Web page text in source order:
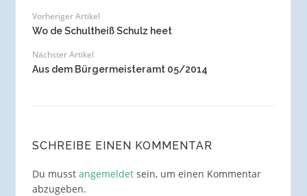
Vorheriger Artikel
Wo de Schultheiß Schulz heet
Nächster Artikel
Aus dem Bürgermeisteramt 05/2014
SCHREIBE EINEN KOMMENTAR
Du musst angemeldetsein, um einen Kommentar
abzugeben.